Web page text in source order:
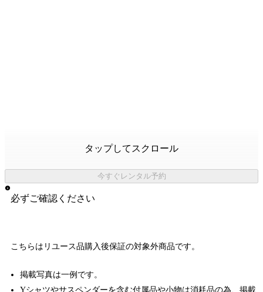
タップしてスクロール
今すぐレンタル予約
必ずご確認ください
こちらはリユース品購入後保証の対象外商品です。
掲載写真は一例です。
Yシャツやサスペンダーを含む付属品や小物は消耗品の為、掲載